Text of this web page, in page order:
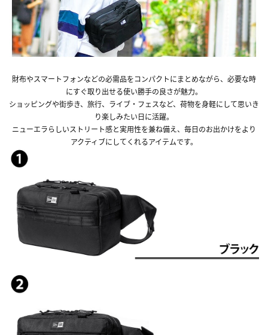
財布やスマートフォンなどの必需品をコンパクトにまとめながら、必要な時
にすぐ取り出せる使い勝手の良さが魅力。
ショッピングや街歩き、旅行、ライブ・フェスなど、荷物を身軽にして思いき
り楽しみたい日に活躍。
ニューエラらしいストリート感と実用性を兼ね備え、毎日のお出かけをより
アクティブにしてくれるアイテムです。